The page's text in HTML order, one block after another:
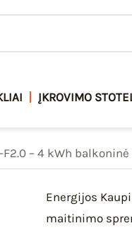
ĮKROVIMO
F2.0 – 4 kWh
Energijos
maitinimo